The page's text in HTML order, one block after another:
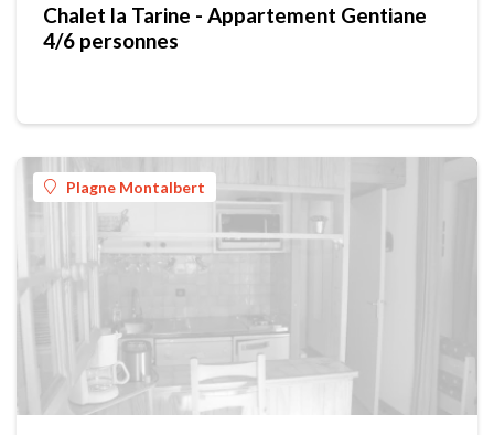
Chalet la Tarine - Appartement Gentiane
4/6 personnes
Plagne Montalbert